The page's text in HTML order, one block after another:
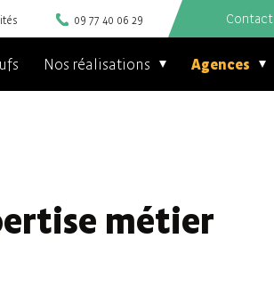
09 77 40 06 29 Contact
Nos réalisations Agences
métier